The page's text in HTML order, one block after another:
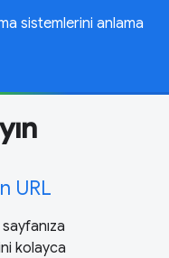
sistemlerini anlama
URL
kolayca